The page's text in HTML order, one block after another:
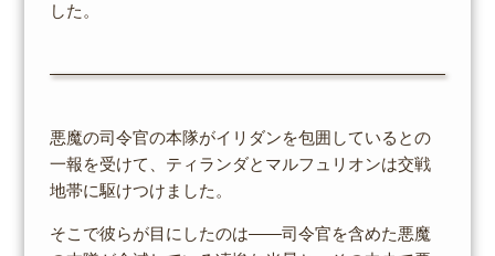
した。
悪魔の司令官の本隊がイリダンを包囲しているとの
一報を受けて、ティランダとマルフュリオンは交戦
地帯に駆けつけました。
そこで彼らが目にしたのは――司令官を含めた悪魔